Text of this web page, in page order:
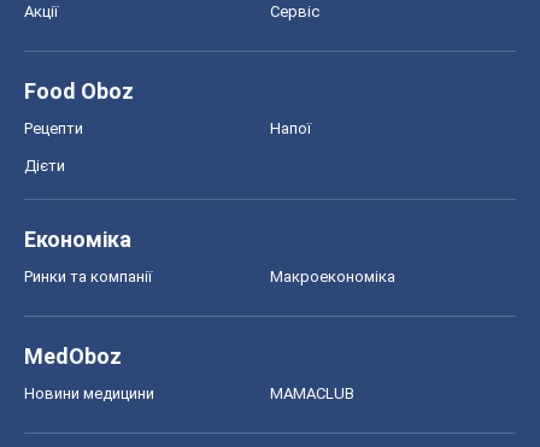
Акції Сервіс
Food Oboz
Рецепти Напої
Дієти
Економіка
Ринки та компанії Макроекономіка
MedOboz
Новини медицини MAMACLUB